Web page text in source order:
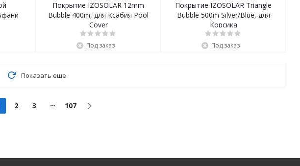
Покрытие IZOSOLAR 12mm
Bubble 400m, для Ксабия Pool
Cover
Под заказ
Покрытие IZOSOLAR Triangle
Bubble 500m Silver/Blue, для
Корсика
Под заказ
Показать еще
2 3 107